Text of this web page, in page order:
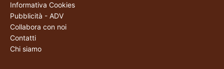
Informativa Cookies
Pubblicità - ADV
Collabora con noi
Contatti
Chi siamo